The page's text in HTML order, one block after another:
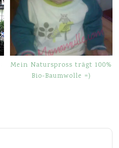
Mein Naturspross trägt 100%
Bio-Baumwolle =)